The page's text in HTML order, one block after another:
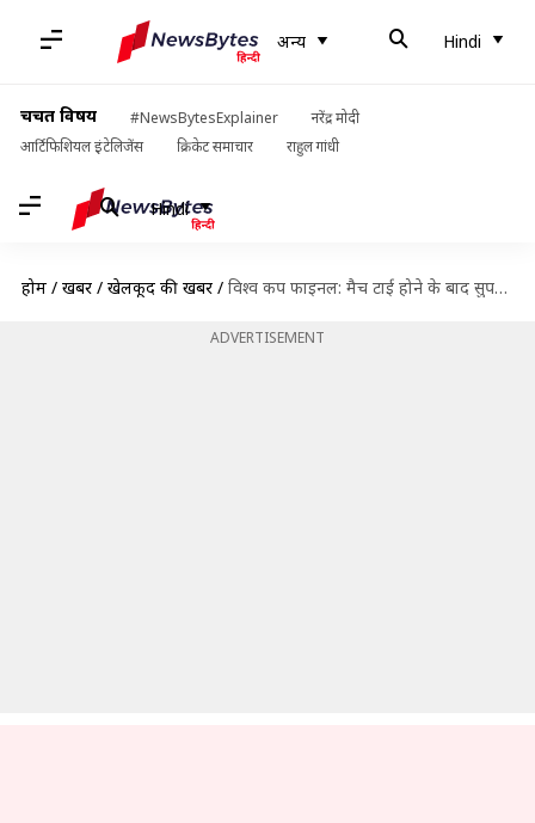
अन्य Hindi
चर्चित विषय #NewsBytesExplainer
नरेंद्र मोदी
आर्टिफिशियल इंटेलिजेंस
क्रिकेट समाचार राहुल गांधी
Hindi
होम / खबरें / खेलकूद की खबरें / विश्व कप फाइनल: मैच टाई होने के बाद सुपर ओवर भी टाई, विश्व विजेता बना इंग्लैंड
ADVERTISEMENT